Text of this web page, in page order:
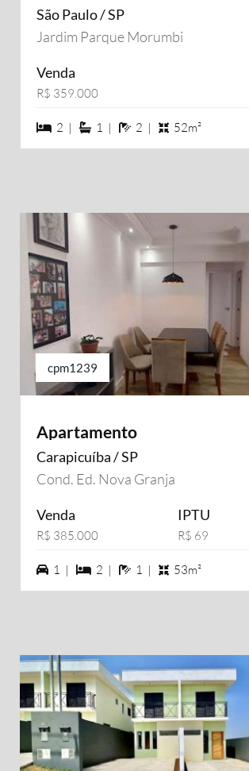
São Paulo / SP
Jardim Parque Morumbi
Venda
R$ 359.000
2 dormiórios
2 | 1 suítes
1 | 2 banheiros
2 | 52m²
cpm1239
Apartamento
Carapicuíba / SP
Cond. Ed. Nova Granja
Venda
R$ 385.000
IPTU
R$ 69
1 vagas na garagem
1 | 2 dormiórios
2 | 1 banheiros
1 | 53m²